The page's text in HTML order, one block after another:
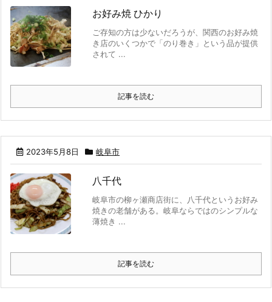
お好み焼 ひかり
ご存知の方は少ないだろうが、関西のお好み焼
き店のいくつかで「のり巻き」という品が提供
されて ...
記事を読む
2023年5月8日 岐阜市
八千代
岐阜市の柳ヶ瀬商店街に、八千代というお好み
焼きの老舗がある。岐阜ならではのシンプルな
薄焼き ...
記事を読む